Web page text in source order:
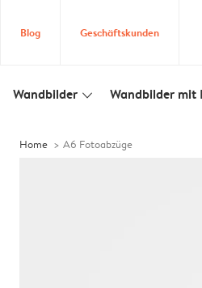
Blog Geschäftskunden
Wandbilder slim_arrow_down Wandbilder mit
Home A6 Fotoabzüge